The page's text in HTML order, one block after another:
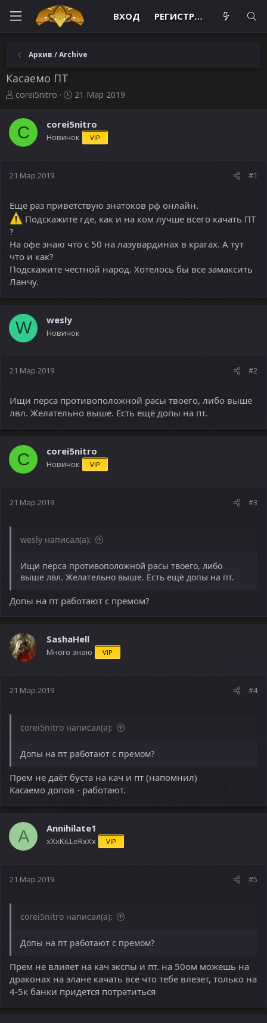
ВХОД РЕГИСТРАЦИЯ
Архив / Archive
Касаемо ПТ
А
т
о
р
м
corei5nitro
Д
а
н
21 Мар 2019
C corei5nitro
Новичок VIP
21 Мар 2019 #1
Еще раз приветствую знатоков рф онлайн.
Подскажите где, как и на ком лучше всего качать ПТ
?
На офе знаю что с 50 на лазувардинах в крагах. А тут
что и как?
Подскажите честной народ. Хотелось бы все замаксить
Ланчу.
W wesly
Новичок
21 Мар 2019 #2
Ищи перса противоположной расы твоего, либо выше
лвл. Желательно выше. Есть ещё допы на пт.
C corei5nitro
Новичок VIP
21 Мар 2019 #3
wesly написал(а):
Ищи перса противоположной расы твоего, либо
выше лвл. Желательно выше. Есть ещё допы на пт.
Допы на пт работают с премом?
SashaHell
Много знаю VIP
21 Мар 2019 #4
corei5nitro написал(а):
Допы на пт работают с премом?
Прем не даёт буста на кач и пт (напомнил)
Касаемо допов - работают.
A Annihilate1
хХхKiLLeRxXx VIP
21 Мар 2019 #5
corei5nitro написал(а):
Допы на пт работают с премом?
Прем не влияет на кач экспы и пт. на 50ом можешь на
драконах на элане качать все что тебе влезет, только на
4-5к банки придется потратиться